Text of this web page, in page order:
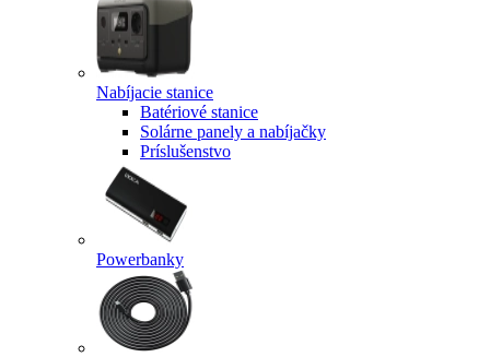
Nabíjacie stanice
Batériové stanice
Solárne panely a nabíjačky
Príslušenstvo
Powerbanky